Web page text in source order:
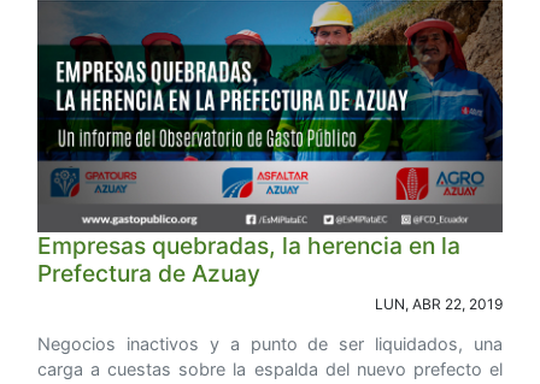
Empresas quebradas, la herencia en la
Prefectura de Azuay
LUN, ABR 22, 2019
Negocios inactivos y a punto de ser liquidados, una
carga a cuestas sobre la espalda del nuevo prefecto el